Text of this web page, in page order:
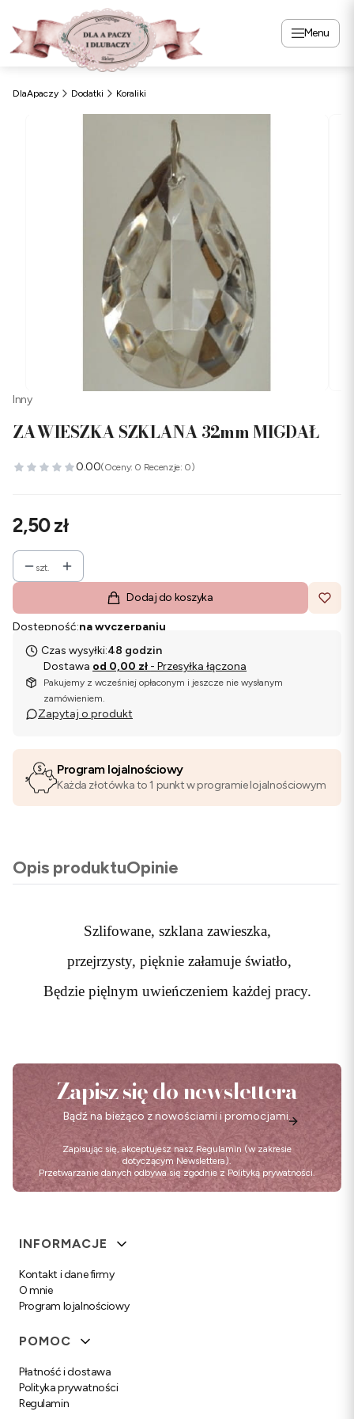
Menu
DlaApaczy Dodatki Koraliki
Inny
ZAWIESZKA SZKLANA 32mm MIGDAŁ
0.00(Oceny: 0 Recenzje: 0)
Cena
2,50 zł
szt.
Dodaj do koszyka
Dostępność:na wyczerpaniu
Czas wysyłki:48 godzin
Dostawa od 0,00 zł - Przesyłka łączona
Pakujemy z wcześniej opłaconym i jeszcze nie wysłanym
zamówieniem.
Zapytaj o produkt
Program lojalnościowy
Każda złotówka to 1 punkt w programie lojalnościowym
Opis produktuOpinie
Szlifowane, szklana zawieszka,
przejrzysty, pięknie załamuje światło,
Będzie pięlnym uwieńczeniem każdej pracy.
Zapisz się do newslettera
Bądź na bieżąco z nowościami i promocjami.
Zapisując się, akceptujesz nasz Regulamin (w zakresie
dotyczącym Newslettera).
Przetwarzanie danych odbywa się zgodnie z Polityką prywatności.
Linki w stopce
INFORMACJE
Kontakt i dane firmy
O mnie
Program lojalnościowy
POMOC
Płatność i dostawa
Polityka prywatności
Regulamin